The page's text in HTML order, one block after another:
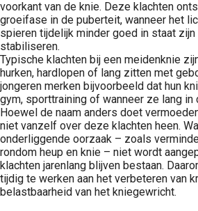
voorkant van de knie. Deze klachten
groeifase in de puberteit, wanneer het
spieren tijdelijk minder goed in staat
stabiliseren.
Typische klachten bij een meidenknie
hurken, hardlopen of lang zitten met
jongeren merken bijvoorbeeld dat hun
gym, sporttraining of wanneer ze lang in
Hoewel de naam anders doet
niet vanzelf over deze klachten heen.
onderliggende oorzaak – zoals
rondom heup en knie – niet wordt
klachten jarenlang blijven bestaan.
tijdig te werken aan het verbeteren van
belastbaarheid van het kniegewricht.